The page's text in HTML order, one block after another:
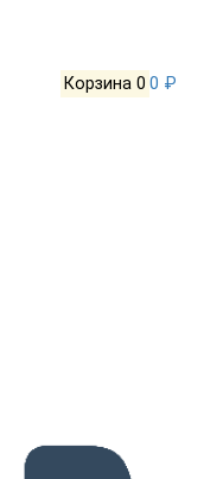
Корзина 0 0 ₽